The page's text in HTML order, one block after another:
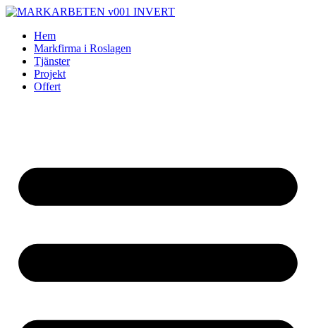
Skip
contentHem
Markfirma i Roslagen
Tjänster
Projekt
Offert